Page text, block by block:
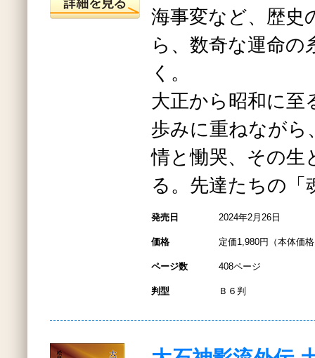
海事変など、歴史
ら、数奇な運命
く。
大正から昭和に至
歩みに重ねながら
情と慟哭、その生
る。先達たちの
発売日 2024年2月26日
価格 定価1,980円（本体価
ページ数 408ページ
判型 Ｂ６判